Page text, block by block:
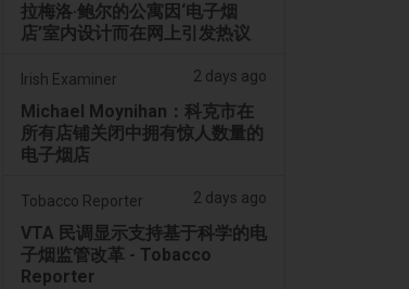
拉梅洛·鲍尔的公寓因‘电子烟
店’室内设计而在网上引发热议
Irish Examiner 2 days ago
Michael Moynihan：科克市在
所有店铺关闭中拥有惊人数量的
电子烟店
Tobacco Reporter 2 days ago
VTA 民调显示支持基于科学的电
子烟监管改革 - Tobacco
Reporter